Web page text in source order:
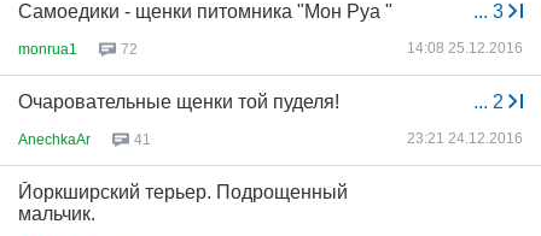
... 3
Самоедики - щенки питомника "Мон Руа "
monrua1 72 14:08 25.12.2016
... 2
Очаровательные щенки той пуделя!
AnechkaAr 41 23:21 24.12.2016
Йоркширский терьер. Подрощенный
мальчик.